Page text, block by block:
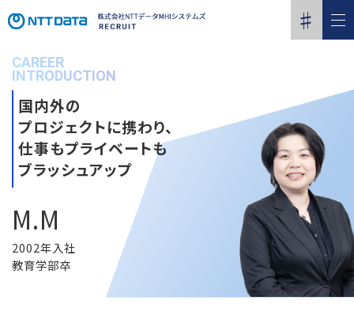
CAREER
INTRODUCTION
国内外の
プロジェクトに携わり、
仕事もプライベートも
ブラッシュアップ
M.M
2002年入社
教育学部卒